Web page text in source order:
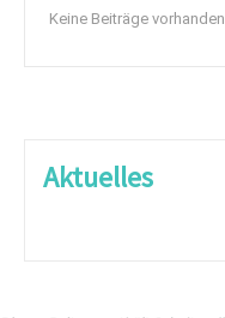
Keine Beiträge vorhanden
Aktuelles